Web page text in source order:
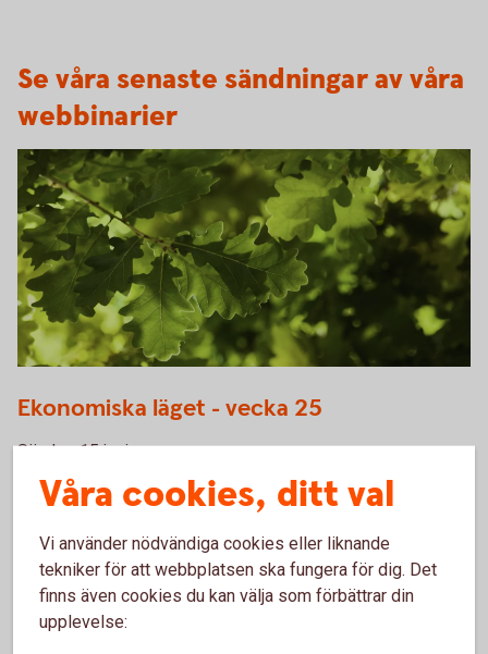
Se våra senaste sändningar av våra
webbinarier
Ekonomiska läget - vecka 25
Sändes 15 juni
Ta del av webbinariet Ekonomiska läget iefterhand
Våra cookies, ditt val
Vi använder nödvändiga cookies eller liknande
tekniker för att webbplatsen ska fungera för dig. Det
finns även cookies du kan välja som förbättrar din
upplevelse: